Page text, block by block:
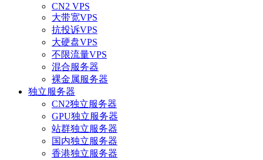
CN2 VPS
大带宽VPS
抗投诉VPS
大硬盘VPS
不限流量VPS
混合服务器
裸金属服务器
独立服务器
CN2独立服务器
GPU独立服务器
站群独立服务器
国内独立服务器
香港独立服务器